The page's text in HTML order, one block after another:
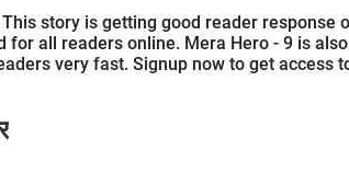
story is getting good reader response
all readers online. Mera Hero - 9 is
very fast. Signup now to get access